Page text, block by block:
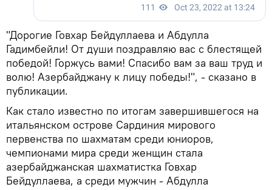
"Дорогие Говхар Бейдуллаева и Абдулла
Гадимбейли! От души поздравляю вас с блестящей
победой! Горжусь вами! Спасибо вам за ваш труд и
волю! Азербайджану к лицу победы!", - сказано в
публикации.
Как стало известно по итогам завершившегося на
итальянском острове Сардиния мирового
первенства по шахматам среди юниоров,
чемпионами мира среди женщин стала
азербайджанская шахматистка Говхар
Бейдуллаева, а среди мужчин - Абдулла